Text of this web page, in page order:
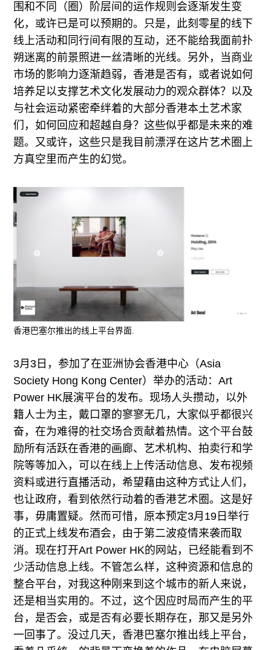
围和不同（圈）阶层间的运作规则会逐渐发生变
化，或许已是可以预期的。只是，此刻零星的线下
线上活动和同行间有限的互动，还不能给我面前扑
朔迷离的前景照进一丝清晰的光线。另外，当商业
市场的影响力逐渐趋弱，香港是否有，或者说如何
培养足以支撑艺术文化发展动力的观众群体？以及
与社会运动紧密牵绊着的大部分香港本土艺术家
们，如何回应和超越自身？这些似乎都是未来的难
题。又或许，这些只是我目前漂浮在这片艺术圈上
方真空里而产生的幻觉。
香港巴塞尔推出的线上平台界面.
3月3日，参加了在亚洲协会香港中心（Asia
Society Hong Kong Center）举办的活动：Art
Power HK展演平台的发布。现场人头攒动，以外
籍人士为主，戴口罩的寥寥无几，大家似乎都很兴
奋，在为难得的社交场合贡献着热情。这个平台鼓
励所有活跃在香港的画廊、艺术机构、拍卖行和学
院等等加入，可以在线上上传活动信息、发布视频
资料或进行直播活动，希望藉由这种方式让人们，
也让政府，看到依然行动着的香港艺术圈。这是好
事，毋庸置疑。然而可惜，原本预定3月19日举行
的正式上线发布酒会，由于第二波疫情来袭而取
消。现在打开Art Power HK的网站，已经能看到不
少活动信息上线。不管怎么样，这种资源和信息的
整合平台，对我这种刚来到这个城市的新人来说，
还是相当实用的。不过，这个因应时局而产生的平
台，是否会，或是否有必要长期存在，那又是另外
一回事了。没过几天，香港巴塞尔推出线上平台，